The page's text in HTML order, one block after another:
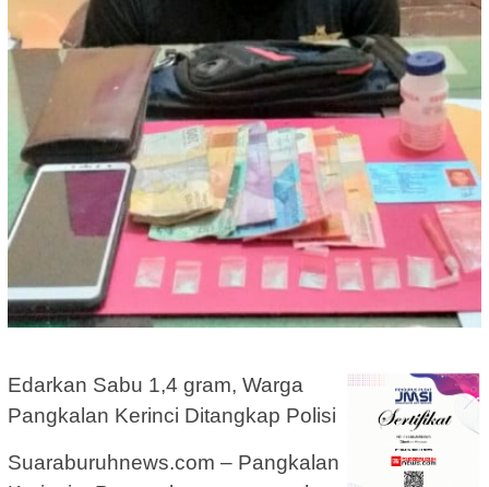
Edarkan Sabu 1,4 gram, Warga
Pangkalan Kerinci Ditangkap Polisi
Suaraburuhnews.com – Pangkalan